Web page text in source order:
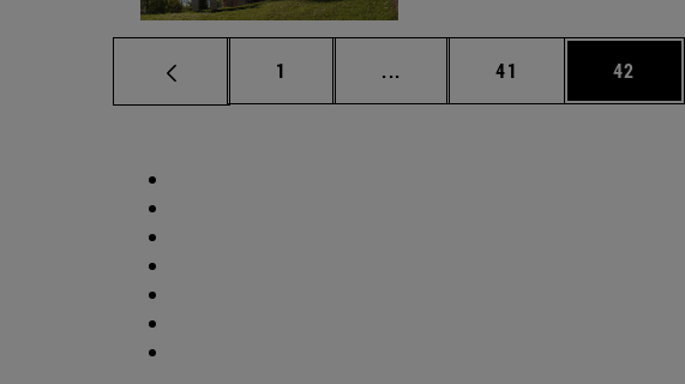
Página
1 ... Páginas intermedias Use TAB
Página
41 Página
42